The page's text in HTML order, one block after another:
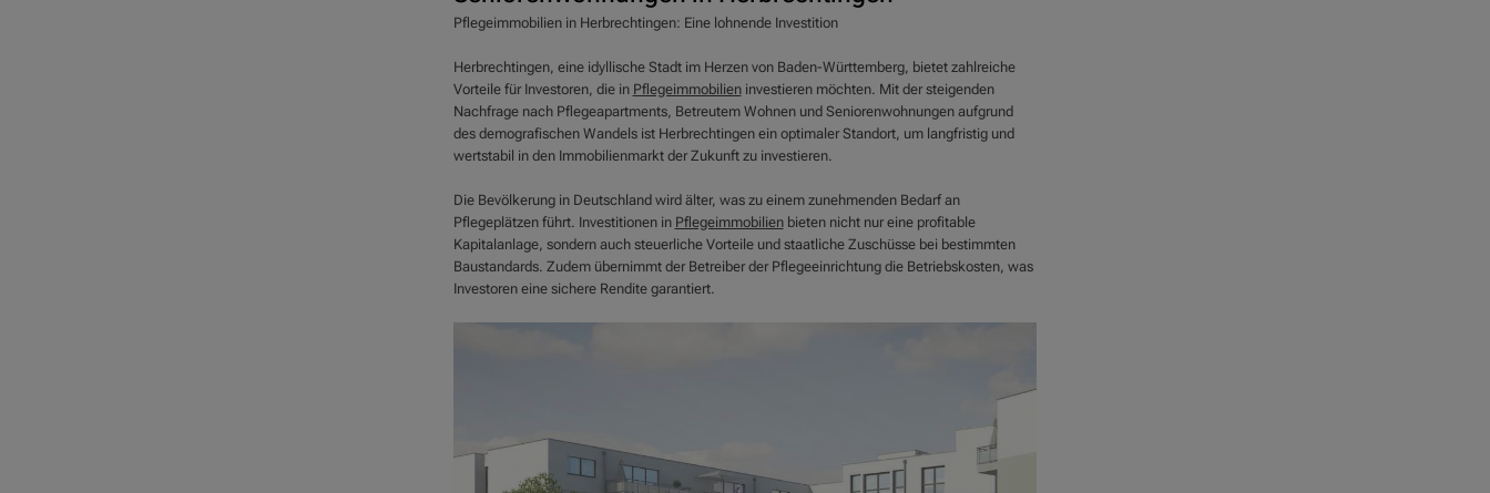
Pflegeimmobilien in Herbrechtingen: Eine lohnende Investition
Herbrechtingen, eine idyllische Stadt im Herzen von Baden-Württemberg, bietet zahlreiche
Vorteile für Investoren, die in Pflegeimmobilieninvestieren möchten. Mit der steigenden
Nachfrage nach Pflegeapartments, Betreutem Wohnen und Seniorenwohnungen aufgrund
des demografischen Wandels ist Herbrechtingen ein optimaler Standort, um langfristig und
wertstabil in den Immobilienmarkt der Zukunft zu investieren.
Die Bevölkerung in Deutschland wird älter, was zu einem zunehmenden Bedarf an
Pflegeplätzen führt. Investitionen in Pflegeimmobilienbieten nicht nur eine profitable
Kapitalanlage, sondern auch steuerliche Vorteile und staatliche Zuschüsse bei bestimmten
Baustandards. Zudem übernimmt der Betreiber der Pflegeeinrichtung die Betriebskosten, was
Investoren eine sichere Rendite garantiert.